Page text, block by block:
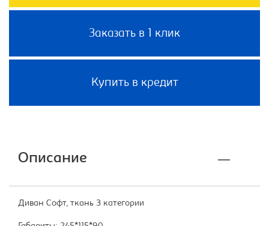
Заказать в 1 клик
Купить в кредит
Описание
Диван Софт, ткань 3 категории